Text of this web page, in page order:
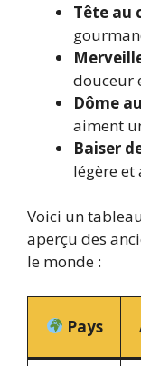
Tête au
douceur
Dôme
aiment
Baiser
légère et
Voici un
aperçu des
le monde :
Pays